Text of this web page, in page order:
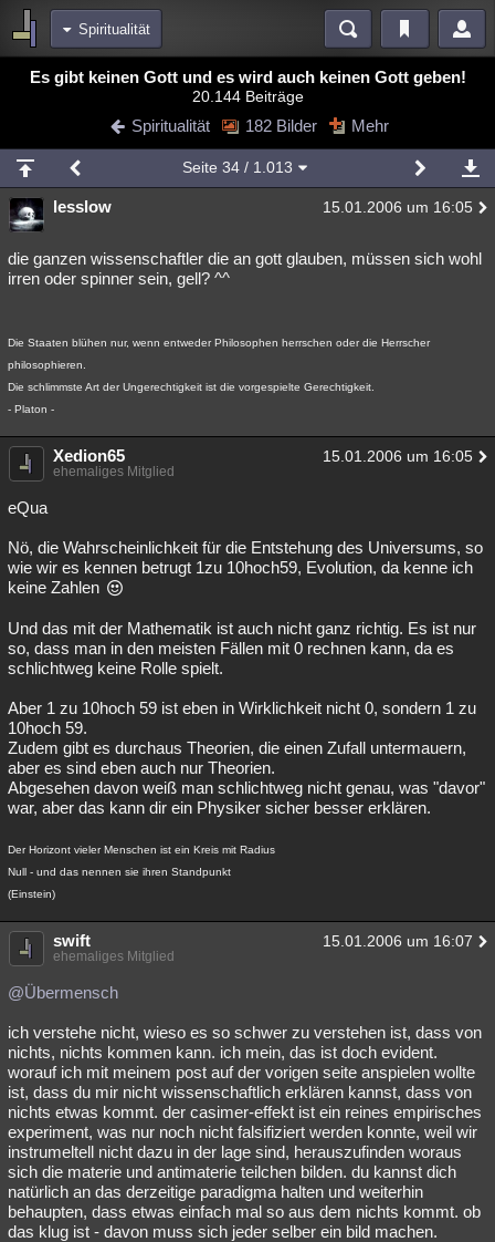
Spiritualität
Bereiche
Diskussionen Blogs Videos
Chat Wiki Neuigkeiten
meine Rubriken
Menschen Mystery Kriminalfälle
Spiritualität Verschwörungen Technologie Ufologie
Philosophie
Astronomie
Musik Clash Allmystery English
Übersichten
Besucht
Lesenswert Schlüsselwörter
Es gibt keinen Gott und es wird auch keinen Gott geben!
20.144 Beiträge
Spiritualität 182 Bilder Mehr
Seite 34/ 1.013
lesslow 15.01.2006 um 16:05
die ganzen wissenschaftler die an gott glauben, müssen sich wohl
irren oder spinner sein, gell? ^^
Die Staaten blühen nur, wenn entweder Philosophen herrschen oder die Herrscher
philosophieren.
Die schlimmste Art der Ungerechtigkeit ist die vorgespielte Gerechtigkeit.
- Platon -
Xedion65 15.01.2006 um 16:05
ehemaliges Mitglied
eQua
Nö, die Wahrscheinlichkeit für die Entstehung des Universums, so
wie wir es kennen betrugt 1zu 10hoch59, Evolution, da kenne ich
keine Zahlen
Und das mit der Mathematik ist auch nicht ganz richtig. Es ist nur
so, dass man in den meisten Fällen mit 0 rechnen kann, da es
schlichtweg keine Rolle spielt.
Aber 1 zu 10hoch 59 ist eben in Wirklichkeit nicht 0, sondern 1 zu
10hoch 59.
Zudem gibt es durchaus Theorien, die einen Zufall untermauern,
aber es sind eben auch nur Theorien.
Abgesehen davon weiß man schlichtweg nicht genau, was "davor"
war, aber das kann dir ein Physiker sicher besser erklären.
Der Horizont vieler Menschen ist ein Kreis mit Radius
Null - und das nennen sie ihren Standpunkt
(Einstein)
swift 15.01.2006 um 16:07
ehemaliges Mitglied
@Übermensch
ich verstehe nicht, wieso es so schwer zu verstehen ist, dass von
nichts, nichts kommen kann. ich mein, das ist doch evident.
worauf ich mit meinem post auf der vorigen seite anspielen wollte
ist, dass du mir nicht wissenschaftlich erklären kannst, dass von
nichts etwas kommt. der casimer-effekt ist ein reines empirisches
experiment, was nur noch nicht falsifiziert werden konnte, weil wir
instrumeltell nicht dazu in der lage sind, herauszufinden woraus
sich die materie und antimaterie teilchen bilden. du kannst dich
natürlich an das derzeitige paradigma halten und weiterhin
behaupten, dass etwas einfach mal so aus dem nichts kommt. ob
das klug ist - davon muss sich jeder selber ein bild machen.